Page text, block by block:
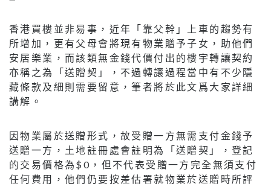
香港買樓並非易事，近年「靠父幹」上車的趨勢有
所增加，更有父母會將現有物業贈予子女，助他們
安居樂業，而該類無金錢代價付出的樓宇轉讓契約
亦稱之為「送贈契」，不過轉讓過程當中有不少隱
藏條款及細則需要留意，筆者將於此文爲大家詳細
講解。
因物業屬於送贈形式，故受贈一方無需支付金錢予
送贈一方，土地註冊處會註明為「送贈契」，登記
的交易價格為$0，但不代表受贈一方完全無須支付
任何費用，他們仍要按差估署就物業於送贈時所評